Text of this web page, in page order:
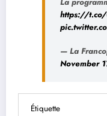
https://t.co/
— La
November
Étiquette